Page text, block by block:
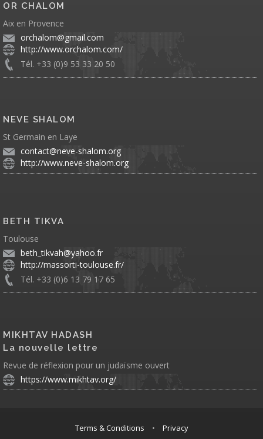
OR CHALOM
Aix en Provence
orchalom@gmail.com
http://www.orchalom.com/
Tél. +33 (0)9 53 33 20 50
NEVE SHALOM
St Germain en Laye
contact@neve-shalom.org
http://www.neve-shalom.org
BETH TIKVA
Toulouse
beth_tikvah@yahoo.fr
http://massorti-toulouse.fr/
Tél. +33 (0)6 13 79 17 65
MIKHTAV HADASH
La nouvelle lettre
Revue de réflexion pour un judaïsme ouvert
https://www.mikhtav.org/
Terms & Conditions • Privacy